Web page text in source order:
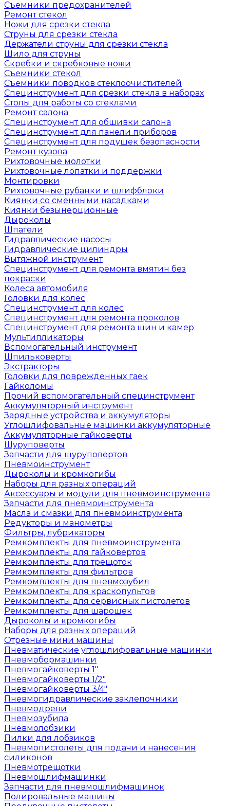
Съемники предохранителей
Ремонт стекол
Ножи для срезки стекла
Струны для срезки стекла
Держатели струны для срезки стекла
Шило для струны
Скребки и скребковые ножи
Съемники стекол
Съемники поводков стеклоочистителей
Специнструмент для срезки стекла в наборах
Столы для работы со стеклами
Ремонт салона
Специнструмент для обшивки салона
Специнструмент для панели приборов
Специнструмент для подушек безопасности
Ремонт кузова
Рихтовочные молотки
Рихтовочные лопатки и поддержки
Монтировки
Рихтовочные рубанки и шлифблоки
Киянки со сменными насадками
Киянки безынерционные
Дыроколы
Шпатели
Гидравлические насосы
Гидравлические цилиндры
Вытяжной инструмент
Специнструмент для ремонта вмятин без
покраски
Колеса автомобиля
Головки для колес
Специнструмент для колес
Специнструмент для ремонта проколов
Специнструмент для ремонта шин и камер
Мультипликаторы
Вспомогательный инструмент
Шпильковерты
Экстракторы
Головки для поврежденных гаек
Гайколомы
Прочий вспомогательный специнструмент
Аккумуляторный инструмент
Зарядные устройства и аккумуляторы
Углошлифовальные машинки аккумуляторные
Аккумуляторные гайковерты
Шуруповерты
Запчасти для шуруповертов
Пневмоинструмент
Дыроколы и кромкогибы
Наборы для разных операций
Аксессуары и модули для пневмоинструмента
Запчасти для пневмоинструмента
Масла и смазки для пневмоинструмента
Редукторы и манометры
Фильтры, лубрикаторы
Ремкомплекты для пневмоинструмента
Ремкомплекты для гайковертов
Ремкомплекты для трещоток
Ремкомплекты для фильтров
Ремкомплекты для пневмозубил
Ремкомплекты для краскопультов
Ремкомплекты для сервисных пистолетов
Ремкомплекты для шарошек
Дыроколы и кромкогибы
Наборы для разных операций
Отрезные мини машины
Пневматические углошлифовальные машинки
Пневмобормашинки
Пневмогайковерты 1"
Пневмогайковерты 1/2"
Пневмогайковерты 3/4"
Пневмогидравлические заклепочники
Пневмодрели
Пневмозубила
Пневмолобзики
Пилки для лобзиков
Пневмопистолеты для подачи и нанесения
силиконов
Пневмотрещотки
Пневмошлифмашинки
Запчасти для пневмошлифмашинок
Полировальные машины